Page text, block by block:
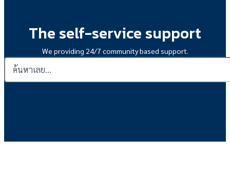
The self-service support
We providing 24/7 community based support.